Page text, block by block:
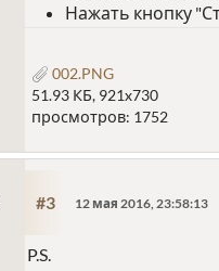
Нажать кнопку
002.PNG
51.93 КБ, 921x730
просмотров: 1752
#3 12 мая 2016, 23:58:13
P.S.